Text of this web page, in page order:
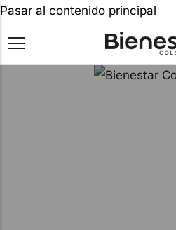
Pasar al contenido principal